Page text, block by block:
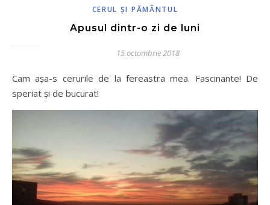
CERUL ŞI PĂMÂNTUL
Apusul dintr-o zi de luni
15 octombrie 2018
Cam așa-s cerurile de la fereastra mea. Fascinante! De
speriat și de bucurat!